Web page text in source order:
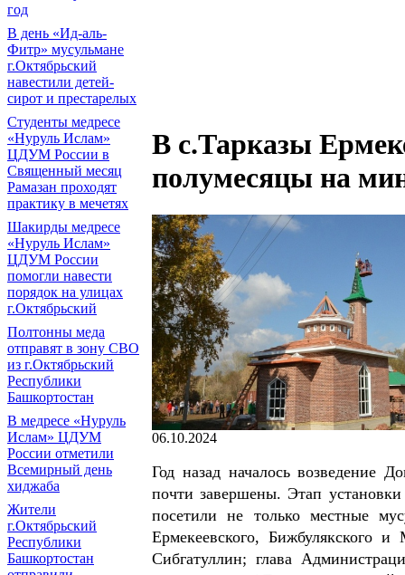
год
В день «Ид-аль-
Фитр» мусульмане
г.Октябрьский
навестили детей-
сирот и престарелых
Cтуденты медресе
«Нуруль Ислам»
ЦДУМ России в
Священный месяц
Рамазан проходят
практику в мечетях
Шакирды медресе
«Нуруль Ислам»
ЦДУМ России
помогли навести
порядок на улицах
г.Октябрьский
Полтонны меда
отправят в зону СВО
из г.Октябрьский
Республики
Башкортостан
В медресе «Нуруль
Ислам» ЦДУМ
России отметили
Всемирный день
хиджаба
Жители
г.Октябрьский
Республики
Башкортостан
В с.Тарказы
полумесяцы на
06.10.2024
Год назад началось возведение
почти завершены. Этап
посетили не только местные
Ермекеевского, Бижбулякского
Сибгатуллин; глава